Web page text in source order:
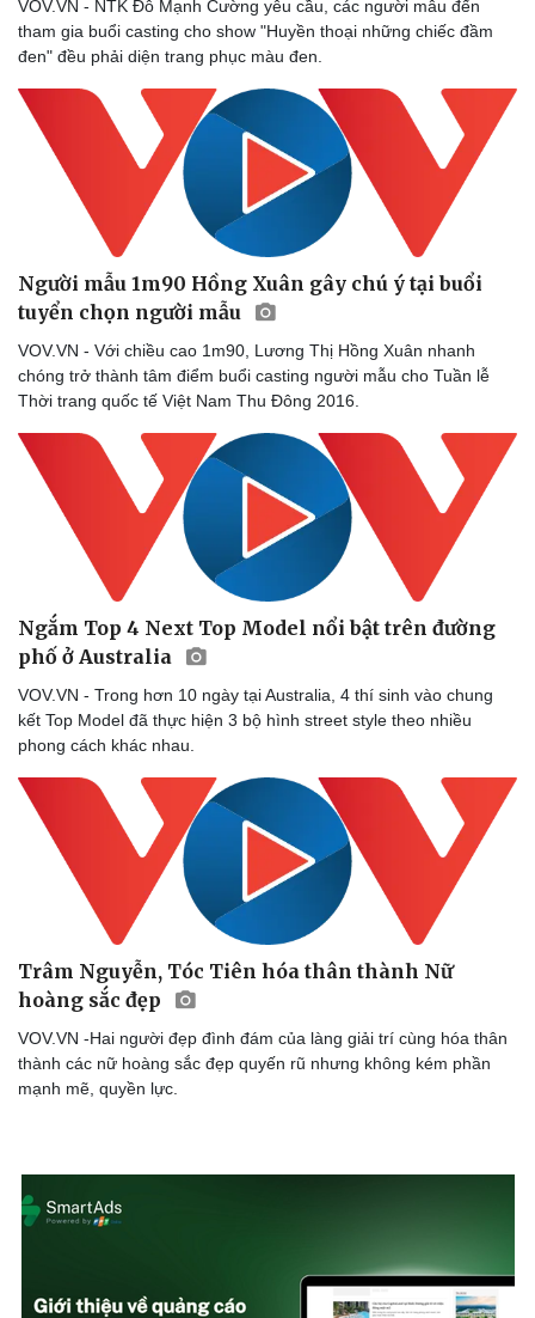
Văn hóa
Sân khấu - Điện ảnh
Văn học
Âm nhạc
Giải trí
Nghệ sĩ
Thời trang
Sao Việt
VOV.VN - NTK Đỗ Mạnh Cường yêu cầu, các người mẫu đến
tham gia buổi casting cho show "Huyền thoại những chiếc đầm
đen" đều phải diện trang phục màu đen.
Người mẫu 1m90 Hồng Xuân gây chú ý tại buổi
tuyển chọn người mẫu
VOV.VN - Với chiều cao 1m90, Lương Thị Hồng Xuân nhanh
chóng trở thành tâm điểm buổi casting người mẫu cho Tuần lễ
Thời trang quốc tế Việt Nam Thu Đông 2016.
Ngắm Top 4 Next Top Model nổi bật trên đường
phố ở Australia
VOV.VN - Trong hơn 10 ngày tại Australia, 4 thí sinh vào chung
kết Top Model đã thực hiện 3 bộ hình street style theo nhiều
phong cách khác nhau.
Trâm Nguyễn, Tóc Tiên hóa thân thành Nữ
hoàng sắc đẹp
VOV.VN -Hai người đẹp đình đám của làng giải trí cùng hóa thân
thành các nữ hoàng sắc đẹp quyến rũ nhưng không kém phần
mạnh mẽ, quyền lực.